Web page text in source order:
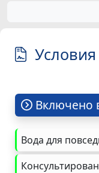
Условия
Включено
Вода для